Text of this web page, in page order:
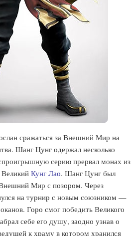
сражаться за Внешний Мир на
Шанг Цунг одержал несколько
серию прервал монах из
ВеликийКунг Лао. Шанг Цунг был
Мир с позором. Через
на турнир с новым союзником —
Горо смог победить Великого
себе его душу, заодно узнав о
к храму в котором хранился